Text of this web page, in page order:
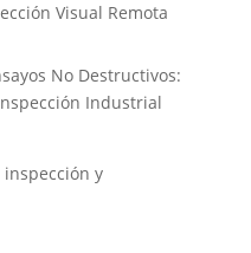
Visual Remota
No Destructivos:
Industrial
inspección y